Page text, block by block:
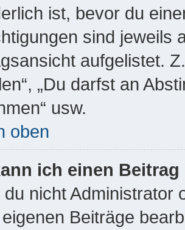
ist, bevor du
sind jeweils
aufgelistet.
„Du darfst an
usw.
oben
ich einen
du nicht Administrator
Beiträge